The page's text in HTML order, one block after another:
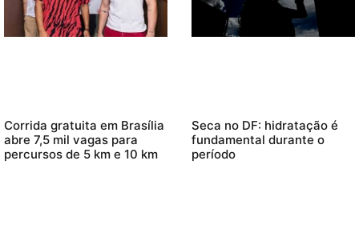
Corrida gratuita em Brasília
abre 7,5 mil vagas para
percursos de 5 km e 10 km
Seca no DF: hidratação é
fundamental durante o
período